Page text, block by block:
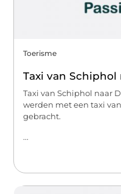
Toerisme
Taxi van Schiphol
Taxi van Schiphol naar
werden met een taxi
gebracht.
...